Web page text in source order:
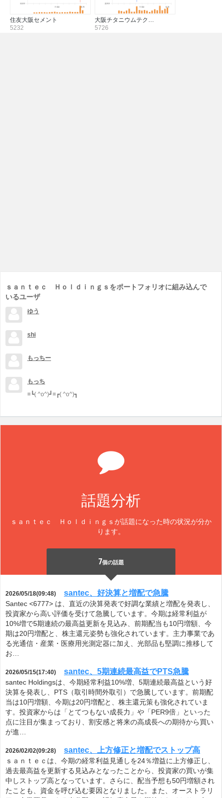
住友大阪セメント
5232
大阪チタニウムテク…
5726
ｓａｎｔｅｃ Ｈｏｌｄｉｎｇｓをポートフォリオに組み込んで
いるユーザ
ゆう
shi
もっちー
もっち
≡┗( ^o^)┛≡┏( ^o^)┓
話題分析
ｓａｎｔｅｃ Ｈｏｌｄｉｎｇｓが話題になった時の状況が分か
ります。
7個の話題
2026/05/18(09:48) santec、好決算と増配で急騰
Santec <6777> は、直近の決算発表で好調な業績と増配を発表し、
投資家から高い評価を受けて急騰しています。今期は経常利益が
10%増で5期連続の最高益更新を見込み、前期配当も10円増額、今
期は20円増配と、株主還元姿勢も強化されています。主力事業であ
る光通信・産業・医療用光測定器に加え、光部品も堅調に推移して
お…
2026/05/15(17:40) santec、5期連続最高益でPTS急騰
santec Holdingsは、今期経常利益10%増、5期連続最高益という好
決算を発表し、PTS（取引時間外取引）で急騰しています。前期配
当は10円増額、今期は20円増配と、株主還元策も強化されていま
す。投資家からは「とてつもない成長力」や「PER9倍」といった
点に注目が集まっており、割安感と将来の高成長への期待から買い
が進…
2026/02/02(09:28) santec、上方修正と増配でストップ高
ｓａｎｔｅｃは、今期の経常利益見通しを24％増益に上方修正し、
過去最高益を更新する見込みとなったことから、投資家の買いが集
中しストップ高となっています。さらに、配当予想も50円増額され
たことも、資金を呼び込む要因となりました。また、オーストラリ